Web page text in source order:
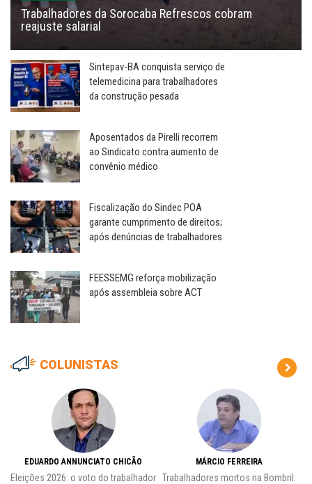
Trabalhadores da Sorocaba Refrescos cobram
reajuste salarial
Sintepav-BA conquista serviço de
telemedicina para trabalhadores
da construção pesada
Aposentados da Pirelli recorrem
ao Sindicato contra aumento de
convênio médico
Fiscalização do Sindec POA
garante cumprimento de direitos;
após denúncias de trabalhadores
FEESSEMG reforça mobilização
após assembleia sobre ACT
COLUNISTAS
EDUARDO ANNUNCIATO CHICÃO
Eleições 2026: o voto do trabalhador
MÁRCIO FERREIRA
Trabalhadores mortos na Bombril: